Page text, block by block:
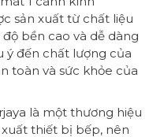
sản xuất từ chất liệu
bền cao và dễ dàng
ý đến chất lượng của
toàn và sức khỏe của
là một thương hiệu
thiết bị bếp, nên